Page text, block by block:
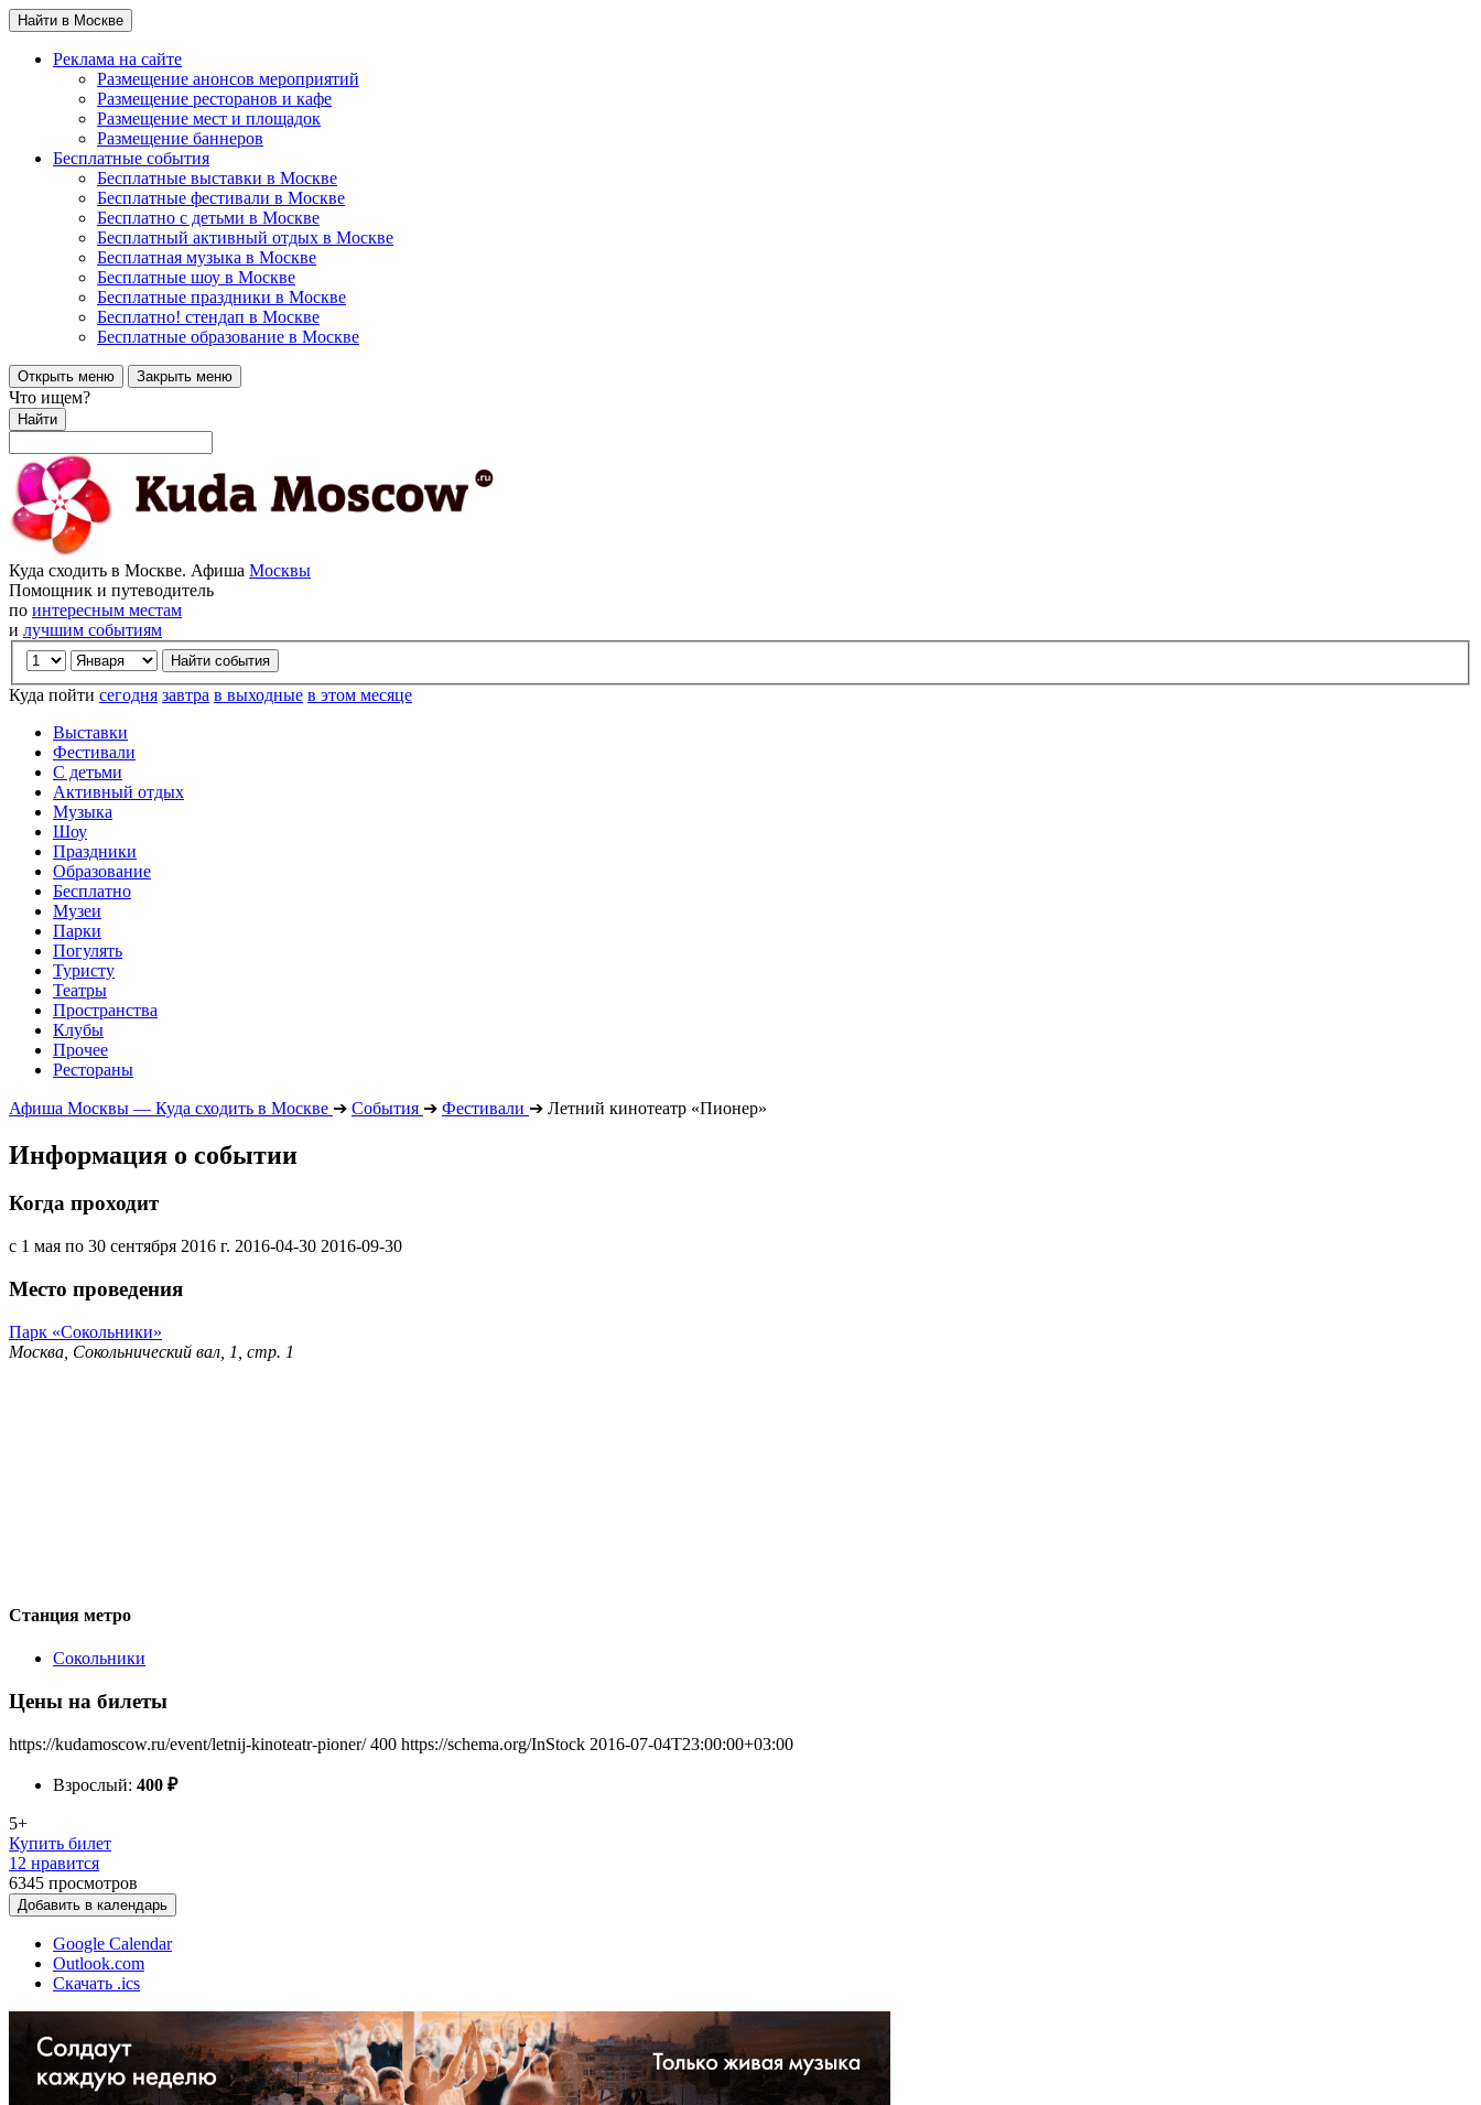
Найти в Москве
Реклама на сайте
Размещение анонсов мероприятий
Размещение ресторанов и кафе
Размещение мест и площадок
Размещение баннеров
Бесплатные события
Бесплатные выставки в Москве
Бесплатные фестивали в Москве
Бесплатно с детьми в Москве
Бесплатный активный отдых в Москве
Бесплатная музыка в Москве
Бесплатные шоу в Москве
Бесплатные праздники в Москве
Бесплатно! стендап в Москве
Бесплатные образование в Москве
Открыть меню Закрыть меню
Что ищем?
Найти
Куда сходить в Москве. Афиша Москвы
Помощник и путеводитель
по интересным местам
и лучшим событиям
Куда пойти сегодня завтра в выходные в этом месяце
Выставки
Фестивали
С детьми
Активный отдых
Музыка
Шоу
Праздники
Образование
Бесплатно
Музеи
Парки
Погулять
Туристу
Театры
Пространства
Клубы
Прочее
Рестораны
Афиша Москвы — Куда сходить в Москве ➔ События ➔ Фестивали ➔ Летний кинотеатр «Пионер»
Информация о событии
Когда проходит
с 1 мая по 30 сентября 2016 г. 2016-04-30 2016-09-30
Место проведения
Парк «Сокольники»
Москва, Сокольнический вал, 1, стр. 1
Станция метро
Сокольники
Цены на билеты
https://kudamoscow.ru/event/letnij-kinoteatr-pioner/ 400 https://schema.org/InStock 2016-07-04T23:00:00+03:00
Взрослый: 400 ₽
5+
Купить билет
12 нравится
6345 просмотров
Добавить в календарь
Google Calendar
Outlook.com
Скачать .ics